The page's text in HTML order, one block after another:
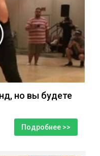
но вы будете
Подробнее >>